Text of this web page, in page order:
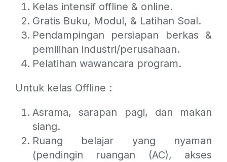
Kelas intensif offline & online.
Gratis Buku, Modul, & Latihan Soal.
Pendampingan persiapan berkas &
pemilihan industri/perusahaan.
Pelatihan wawancara program.
Untuk kelas Offline :
Asrama, sarapan pagi, dan makan
siang.
Ruang belajar yang nyaman
(pendingin ruangan (AC), akses